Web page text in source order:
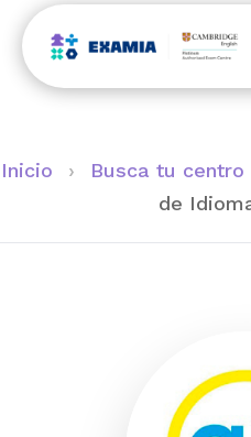
Inicio › Busca tu
de